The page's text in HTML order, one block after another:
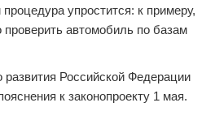
упростится: к примеру,
проверить автомобиль по базам
Российской Федерации
к законопроекту 1 мая.